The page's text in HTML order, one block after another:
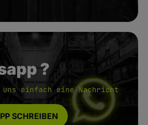
?
einfach eine Nachricht
SCHREIBEN